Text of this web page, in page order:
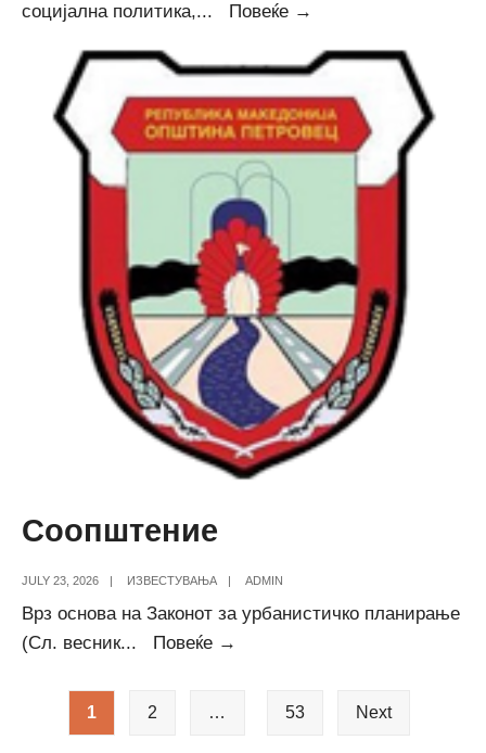
социјална политика,... Повеќе →
Соопштение
JULY 23, 2026 ИЗВЕСТУВАЊА ADMIN
Врз основа на Законот за урбанистичко планирање
(Сл. весник... Повеќе →
Posts
pagination
1 2 … 53 Next